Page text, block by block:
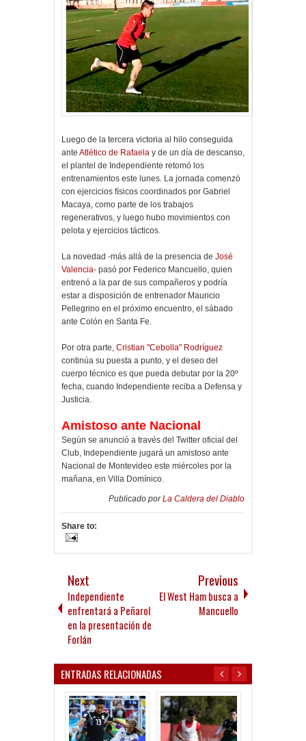
Luego de la tercera victoria al hilo conseguida
ante Atlético de Rafaela y de un día de descanso,
el plantel de Independiente retomó los
entrenamientos este lunes. La jornada comenzó
con ejercicios físicos coordinados por Gabriel
Macaya, como parte de los trabajos
regenerativos, y luego hubo movimientos con
pelota y ejercicios tácticos.
La novedad -más allá de la presencia de José
Valencia- pasó por Federico Mancuello, quien
entrenó a la par de sus compañeros y podría
estar a disposición de entrenador Mauricio
Pellegrino en el próximo encuentro, el sábado
ante Colón en Santa Fe.
Por otra parte, Cristian "Cebolla" Rodríguez
continúa su puesta a punto, y el deseo del
cuerpo técnico es que pueda debutar por la 20º
fecha, cuando Independiente reciba a Defensa y
Justicia.
Amistoso ante Nacional
Según se anunció a través del Twitter oficial del
Club, Independiente jugará un amistoso ante
Nacional de Montevideo este miércoles por la
mañana, en Villa Domínico.
Publicado porLa Caldera del Diablo
Share to:
Next
Independiente
enfrentará a Peñarol
en la presentación de
Forlán
Previous
El West Ham busca a
Mancuello
ENTRADAS RELACIONADAS